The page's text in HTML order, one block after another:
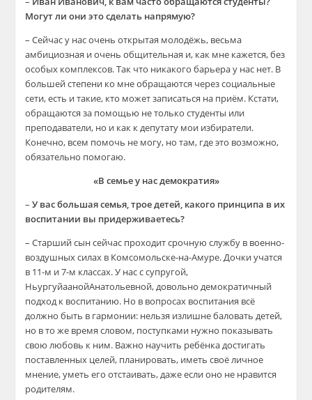
Могут ли они это сделать напрямую?
– Сейчас у нас очень открытая молодёжь, весьма
амбициозная и очень общительная и, как мне кажется, без
особых комплексов. Так что никакого барьера у нас нет. В
большей степени ко мне обращаются через социальные
сети, есть и такие, кто может записаться на приём. Кстати,
обращаются за помощью не только студенты или
преподаватели, но и как к депутату мои избиратели.
Конечно, всем помочь не могу, но там, где это возможно,
обязательно помогаю.
«В семье у нас демократия»
–У вас большая семья, трое детей, какого принципа в их
воспитании вы придерживаетесь?
– Старший сын сейчас проходит срочную службу в военно-
воздушных силах в Комсомольске-на-Амуре. Дочки учатся
в 11-м и 7-м классах. У нас с супругой,
НьургуйаанойАнатольевной, довольно демократичный
подход к воспитанию. Но в вопросах воспитания всё
должно быть в гармонии: нельзя излишне баловать детей,
но в то же время словом, поступками нужно показывать
свою любовь к ним. Важно научить ребёнка достигать
поставленных целей, планировать, иметь своё личное
мнение, уметь его отстаивать, даже если оно не нравится
родителям.